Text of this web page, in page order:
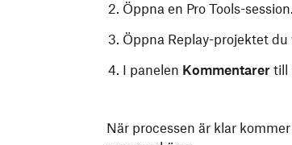
Öppna en Pro Tools-session.
Öppna Replay-projektet
I panelen Kommentarer till
När processen är klar